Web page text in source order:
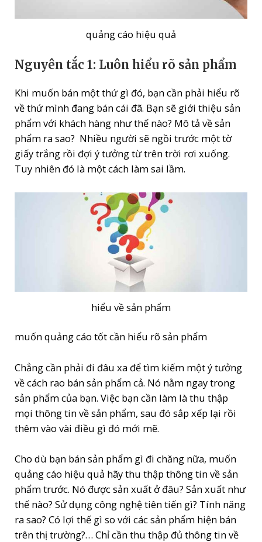
quảng cáo hiệu quả
Nguyên tắc 1: Luôn hiểu rõ sản phẩm
Khi muốn bán một thứ gì đó, bạn cần phải hiểu rõ
về thứ mình đang bán cái đã. Bạn sẽ giới thiệu sản
phẩm với khách hàng như thế nào? Mô tả về sản
phẩm ra sao? Nhiều người sẽ ngồi trước một tờ
giấy trắng rồi đợi ý tưởng từ trên trời rơi xuống.
Tuy nhiên đó là một cách làm sai lầm.
hiểu về sản phẩm
muốn quảng cáo tốt cần hiểu rõ sản phẩm
Chẳng cần phải đi đâu xa để tìm kiếm một ý tưởng
về cách rao bán sản phẩm cả. Nó nằm ngay trong
sản phẩm của bạn. Việc bạn cần làm là thu thập
mọi thông tin về sản phẩm, sau đó sắp xếp lại rồi
thêm vào vài điều gì đó mới mẽ.
Cho dù bạn bán sản phẩm gì đi chăng nữa, muốn
quảng cáo hiệu quả hãy thu thập thông tin về sản
phẩm trước. Nó được sản xuất ở đâu? Sản xuất như
thế nào? Sử dụng công nghệ tiên tiến gì? Tính năng
ra sao? Có lợi thế gì so với các sản phẩm hiện bán
trên thị trường?… Chỉ cần thu thập đủ thông tin về